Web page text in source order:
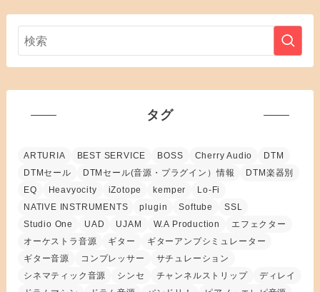
タグ
ARTURIA BEST SERVICE BOSS Cherry Audio
DTM
DTMセール
DTMセール(音源・プラグイン）情報
DTM楽器別
EQ
Heavyocity iZotope kemper
Lo-Fi
NATIVE INSTRUMENTS
plugin Softube
SSL
Studio One
UAD UJAM W.A Production
エフェクター
オーケストラ音源
ギター
ギターアンプシミュレーター
ギター音源
コンプレッサー
サチュレーション
シネマティック音源
シンセ チャンネルストリップ
ディレイ